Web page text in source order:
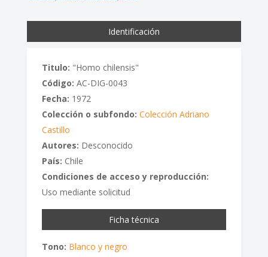
Identificación
Titulo: "Homo chilensis"
Código: AC-DIG-0043
Fecha: 1972
Colección o subfondo: Colección Adriano
Castillo
Autores: Desconocido
País: Chile
Condiciones de acceso y reproducción:
Uso mediante solicitud
Ficha técnica
Tono: Blanco y negro